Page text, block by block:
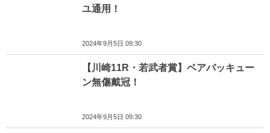
ユ通用！
2024年9月5日 09:30
【川崎11R・若武者賞】ベアバッキュー
ン無傷戴冠！
2024年9月5日 09:30